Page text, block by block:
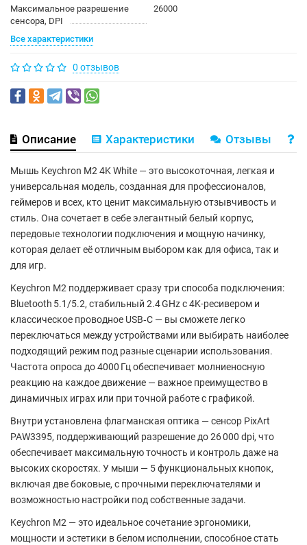
Максимальное разрешение
сенсора, DPI
26000
Все характеристики
0 отзывов
Описание Характеристики Отзывы
Мышь Keychron M2 4K White — это высокоточная, легкая и
универсальная модель, созданная для профессионалов,
геймеров и всех, кто ценит максимальную отзывчивость и
стиль. Она сочетает в себе элегантный белый корпус,
передовые технологии подключения и мощную начинку,
которая делает её отличным выбором как для офиса, так и
для игр.
Keychron M2 поддерживает сразу три способа подключения:
Bluetooth 5.1/5.2, стабильный 2.4 GHzс4K-ресивером и
классическое проводное USB‑C — вы сможете легко
переключаться между устройствами или выбирать наиболее
подходящий режим под разные сценарии использования.
Частота опроса до4000 Гц обеспечивает молниеносную
реакцию на каждое движение — важное преимущество в
динамичных играх или при точной работе с графикой.
Внутри установлена флагманская оптика —сенсор PixArt
PAW3395, поддерживающий разрешение до26 000 dpi, что
обеспечивает максимальную точность и контроль даже на
высоких скоростях. У мыши — 5 функциональных кнопок,
включая две боковые, с прочными переключателями и
возможностью настройки под собственные задачи.
Keychron M2 — это идеальное сочетание эргономики,
мощности и эстетики в белом исполнении, способное стать